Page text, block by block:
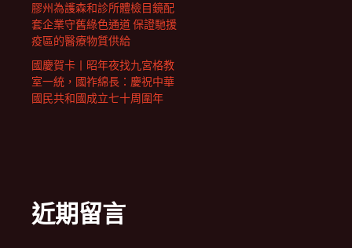
膠州為護森和診所體檢目鏡配
套企業守舊綠色通道 保證馳援
疫區的醫療物質供給
國慶賀卡丨昭年夜找九宮格教
室一統，國祚綿長：慶祝中華
國民共和國成立七十周圍年
近期留言